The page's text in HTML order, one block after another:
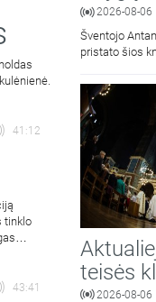
41:12
tinklo
43:41
2026-08-06
Šventojo
pristato šios
moralinės
teisės
2026-08-06